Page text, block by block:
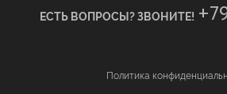
ЕСТЬ ВОПРОСЫ? ЗВОНИТЕ!
Политика